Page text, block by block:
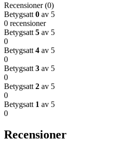
Recensioner (0)
Betygsatt 0 av 5
0 recensioner
Betygsatt 5 av 5
0
Betygsatt 4 av 5
0
Betygsatt 3 av 5
0
Betygsatt 2 av 5
0
Betygsatt 1 av 5
0
Recensioner